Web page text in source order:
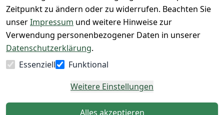
Zeitpunkt zu ändern oder zu widerrufen. Beachten Sie
unserImpressum und weitere Hinweise zur
Verwendung personenbezogener Daten in unserer
Datenschutzerklärung.
Essenziell
Funktional
Weitere Einstellungen
Alles akzeptieren
Lagerverkauf
- unser Laden
in Hannover
14
Lagerverkauf:
Ikarusallee